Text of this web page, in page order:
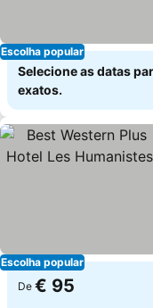
Escolha popular
Selecione as datas
exatos.
Escolha popular
De € 95